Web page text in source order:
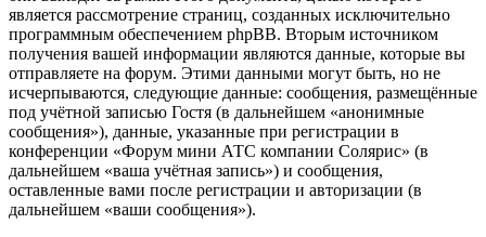
является рассмотрение страниц, созданных исключительно
программным обеспечением phpBB. Вторым источником
получения вашей информации являются данные, которые вы
отправляете на форум. Этими данными могут быть, но не
исчерпываются, следующие данные: сообщения, размещённые
под учётной записью Гостя (в дальнейшем «анонимные
сообщения»), данные, указанные при регистрации в
конференции «Форум мини АТС компании Солярис» (в
дальнейшем «ваша учётная запись») и сообщения,
оставленные вами после регистрации и авторизации (в
дальнейшем «ваши сообщения»).